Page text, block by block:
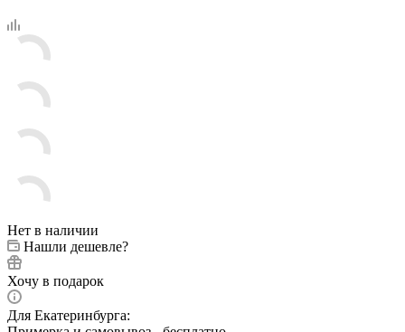
Нет в наличии
Нашли дешевле?
Хочу в подарок
Для Екатеринбурга: